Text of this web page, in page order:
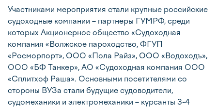
Участниками мероприятия стали крупные российские
судоходные компании – партнеры ГУМРФ, среди
которых Акционерное общество «Судоходная
компания «Волжское пароходство, ФГУП
«Росморпорт», ООО «Пола Райз», ООО «Водоходъ»,
ООО «БФ Танкер», АО «Судоходная компания ООО
«Сплитхоф Раша». Основными посетителями со
стороны ВУЗа стали будущие судоводители,
судомеханики и электромеханики – курсанты 3-4